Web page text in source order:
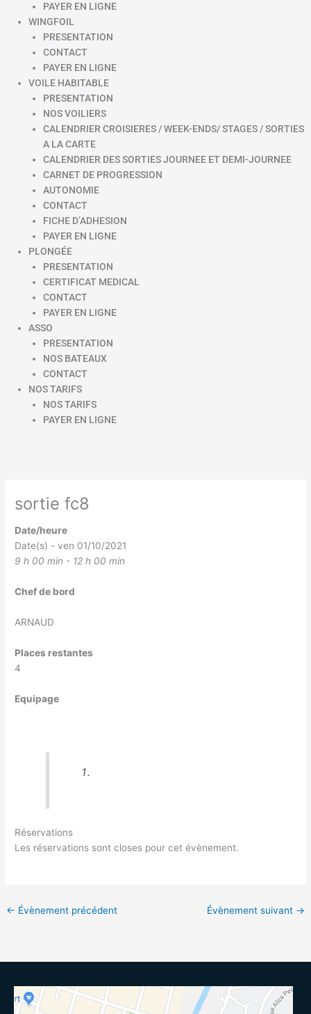
PAYER EN LIGNE
WINGFOIL
PRESENTATION
CONTACT
PAYER EN LIGNE
VOILE HABITABLE
PRESENTATION
NOS VOILIERS
CALENDRIER CROISIERES / WEEK-ENDS/ STAGES / SORTIES
A LA CARTE
CALENDRIER DES SORTIES JOURNEE ET DEMI-JOURNEE
CARNET DE PROGRESSION
AUTONOMIE
CONTACT
FICHE D’ADHESION
PAYER EN LIGNE
PLONGÉE
PRESENTATION
CERTIFICAT MEDICAL
CONTACT
PAYER EN LIGNE
ASSO
PRESENTATION
NOS BATEAUX
CONTACT
NOS TARIFS
NOS TARIFS
PAYER EN LIGNE
sortie fc8
Date/heure
Date(s) - ven 01/10/2021
9 h 00 min - 12 h 00 min
Chef de bord
ARNAUD
Places restantes
4
Equipage
Réservations
Les réservations sont closes pour cet évènement.
← Évènement précédent Évènement suivant →